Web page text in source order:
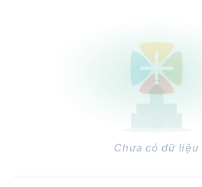
Chưa có dữ liệu